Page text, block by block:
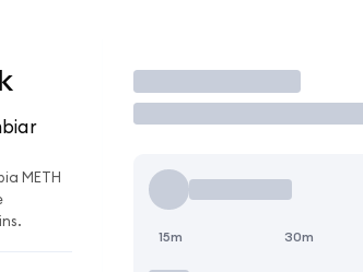
METH
Operar
15m 30m